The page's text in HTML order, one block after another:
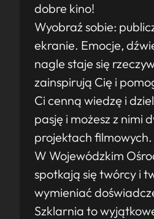
dobre kino!
Wyobraź sobie:
ekranie. Emocje,
nagle staje się
zainspirują Cię i
Ci cenną wiedzę i
pasję i możesz z nimi
projektach filmowych.
W Wojewódzkim
spotkają się twórcy i
wymieniać
Szklarnia to